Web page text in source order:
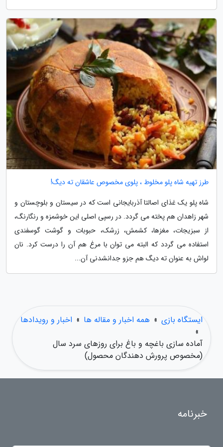
طرز تهیه شاه پلو مخلوط ، پلوی مخصوص عاشقان ته دیگ!
شاه پلو یک غذای اصالتا آذربایجانی است که در سیستان و بلوچستان و
شهر زاهدان هم پخته می گردد. در رسپی اصلی این خوشمزه و رنگارنگ،
از سبزیجات، مغزها، کشمش، زرشک، حبوبات و گوشت گوسفندی
استفاده می گردد که البته می توان با مرغ هم آن را درست کرد. نان
لواش به عنوان ته دیگ هم جزو جدانشدنی آن...
ایستگاه بازی » همه اخبار و مقاله ها » اخبار و رویدادها
»
آماده سازی باغچه و باغ برای روزهای سرد سال
(مخصوص پرورش دهندگان محصول)
خبرنامه